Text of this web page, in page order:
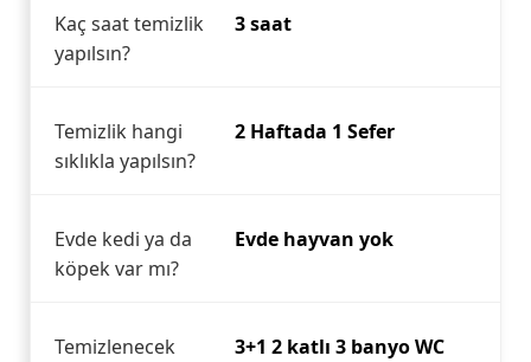
Kaç saat temizlik
yapılsın?
3 saat
Temizlik hangi
sıklıkla yapılsın?
2 Haftada 1 Sefer
Evde kedi ya da
köpek var mı?
Evde hayvan yok
Temizlenecek
3+1 2 katlı 3 banyo WC